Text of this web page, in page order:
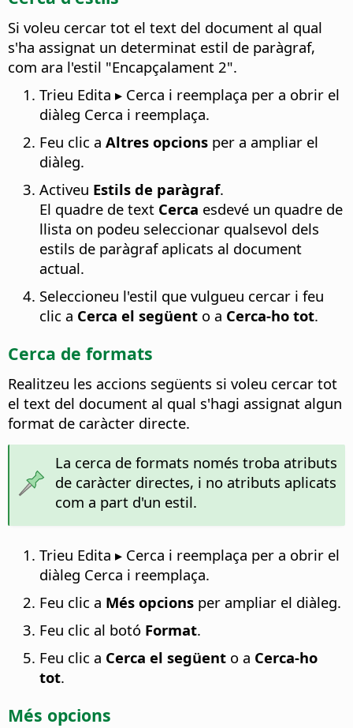
Si voleu cercar tot el text del document al qual
s'ha assignat un determinat estil de paràgraf,
com ara l'estil "Encapçalament 2".
Trieu Edita ▸ Cerca i reemplaça per a obrir el
diàleg Cerca i reemplaça.
Feu clic a Altres opcions per a ampliar el
diàleg.
Activeu Estils de paràgraf.
El quadre de text Cerca esdevé un quadre de
llista on podeu seleccionar qualsevol dels
estils de paràgraf aplicats al document
actual.
Seleccioneu l'estil que vulgueu cercar i feu
clic a Cerca el següent o a Cerca-ho tot.
Cerca de formats
Realitzeu les accions següents si voleu cercar tot
el text del document al qual s'hagi assignat algun
format de caràcter directe.
La cerca de formats només troba atributs
de caràcter directes, i no atributs aplicats
com a part d'un estil.
Trieu Edita ▸ Cerca i reemplaça per a obrir el
diàleg Cerca i reemplaça.
Feu clic a Més opcions per ampliar el diàleg.
Feu clic al botó Format.
Feu clic a Cerca el següent o a Cerca-ho
tot.
Més opcions